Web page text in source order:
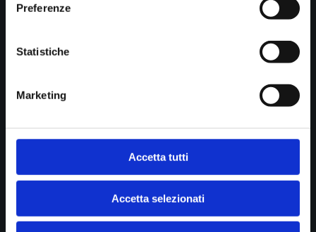
Preferenze
Statistiche
Marketing
Accetta tutti
Accetta selezionati
Cookie policy
B.go della Posta 12